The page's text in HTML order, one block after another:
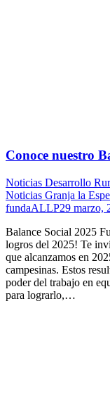
Conoce nuestro
Noticias Desarrollo
Noticias Granja la
fundaALLP29 marzo,
Balance Social 2025
logros del 2025! Te
que alcanzamos en
campesinas. Estos
poder del trabajo en
para lograrlo,…